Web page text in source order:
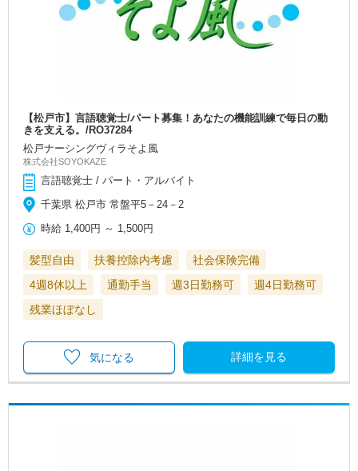
【松戸市】言語聴覚士/パート募集！あなたの機能訓練で毎日の動
きを支える。/RO37284
松戸ナーシングヴィラそよ風
株式会社SOYOKAZE
言語聴覚士 / パート・アルバイト
千葉県 松戸市 常盤平5－24－2
時給 1,400円 ～ 1,500円
髪型自由 扶養控除内考慮
社会保険完備
4週8休以上
通勤手当 週3日勤務可
週4日勤務可
残業ほぼなし
詳細を見る
気になる